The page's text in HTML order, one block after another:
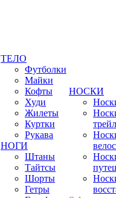
ТЕЛО
Футболки
Майки
Кофты
Худи
Жилеты
Куртки
Рукава
НОГИ
Штаны
Тайтсы
Шорты
Гетры
НОСКИ